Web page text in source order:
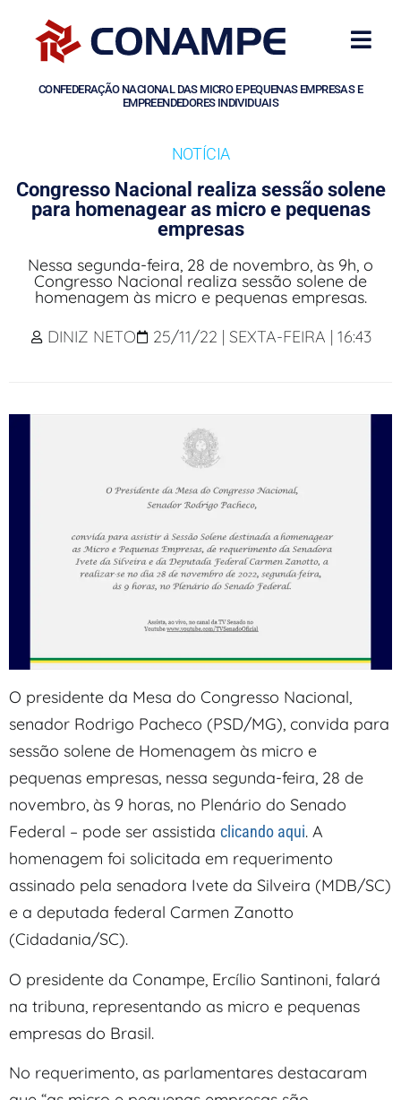
CONFEDERAÇÃO NACIONAL DAS MICRO E PEQUENAS EMPRESAS E
EMPREENDEDORES INDIVIDUAIS
NOTÍCIA
Congresso Nacional realiza sessão solene
para homenagear as micro e pequenas
empresas
Nessa segunda-feira, 28 de novembro, às 9h, o
Congresso Nacional realiza sessão solene de
homenagem às micro e pequenas empresas.
DINIZ NETO
25/11/22 | SEXTA-FEIRA | 16:43
O presidente da Mesa do Congresso Nacional,
senador Rodrigo Pacheco (PSD/MG), convida para
sessão solene de Homenagem às micro e
pequenas empresas, nessa segunda-feira, 28 de
novembro, às 9 horas, no Plenário do Senado
Federal – pode ser assistida clicando aqui. A
homenagem foi solicitada em requerimento
assinado pela senadora Ivete da Silveira (MDB/SC)
e a deputada federal Carmen Zanotto
(Cidadania/SC).
O presidente da Conampe, Ercílio Santinoni, falará
na tribuna, representando as micro e pequenas
empresas do Brasil.
No requerimento, as parlamentares destacaram